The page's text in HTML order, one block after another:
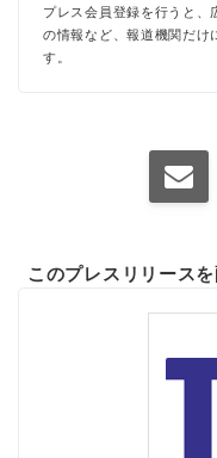
プレス会員登録を行うと、
の情報など、報道機関だけ
す。
このプレスリリース